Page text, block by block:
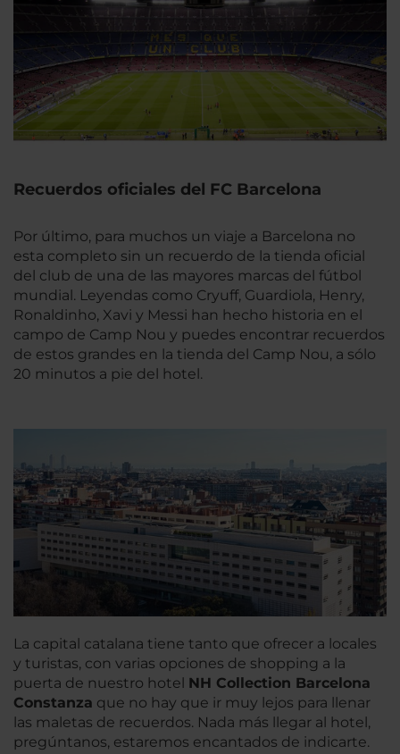
Recuerdos oficiales del FC Barcelona
Por último, para muchos un viaje a Barcelona no
esta completo sin un recuerdo de la tienda oficial
del club de una de las mayores marcas del fútbol
mundial. Leyendas como Cryuff, Guardiola, Henry,
Ronaldinho, Xavi y Messi han hecho historia en el
campo de Camp Nou y puedes encontrar recuerdos
de estos grandes en la tienda del Camp Nou, a sólo
20 minutos a pie del hotel.
La capital catalana tiene tanto que ofrecer a locales
y turistas, con varias opciones de shopping a la
puerta de nuestro hotel NH Collection Barcelona
Constanza que no hay que ir muy lejos para llenar
las maletas de recuerdos. Nada más llegar al hotel,
pregúntanos, estaremos encantados de indicarte.